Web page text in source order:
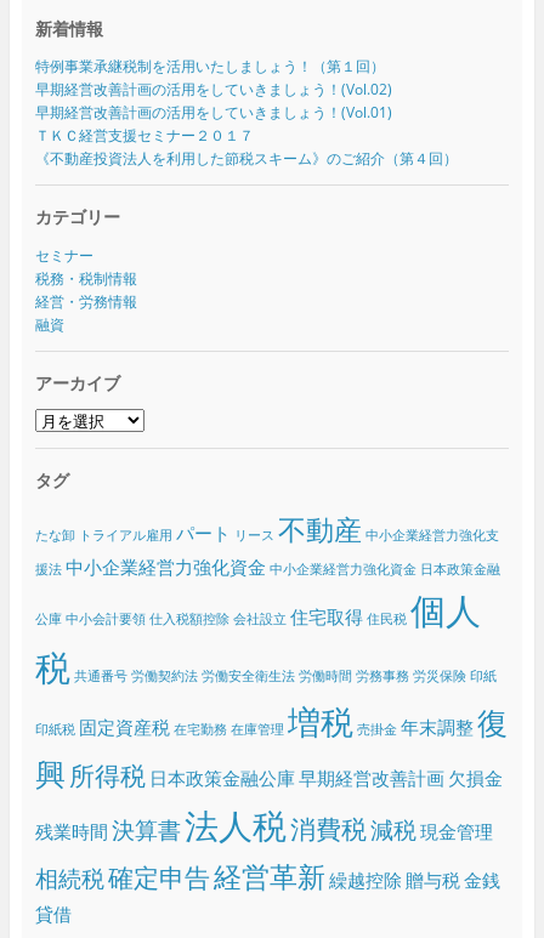
新着情報
特例事業承継税制を活用いたしましょう！（第１回）
早期経営改善計画の活用をしていきましょう！(Vol.02)
早期経営改善計画の活用をしていきましょう！(Vol.01)
ＴＫＣ経営支援セミナー２０１７
《不動産投資法人を利用した節税スキーム》のご紹介（第４回）
カテゴリー
セミナー
税務・税制情報
経営・労務情報
融資
アーカイブ
ア
イ
タグ
たな卸 トライアル雇用 パート リース 不動産 中小企業経営力強化支
援法 中小企業経営力強化資金 中小企業経営力強化資金 日本政策金融
公庫 中小会計要領 仕入税額控除 会社設立 住宅取得 住民税 個人
税 共通番号 労働契約法 労働安全衛生法 労働時間 労務事務 労災保険 印紙
印紙税 固定資産税 在宅勤務 在庫管理 増税 売掛金 年末調整復
興 所得税 日本政策金融公庫早期経営改善計画 欠損金
残業時間決算書法人税消費税減税現金管理
相続税確定申告経営革新繰越控除 贈与税金銭
貸借